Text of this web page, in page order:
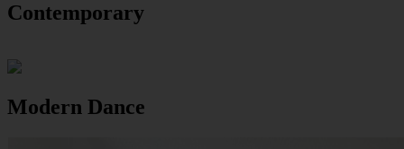
Contemporary
Modern Dance